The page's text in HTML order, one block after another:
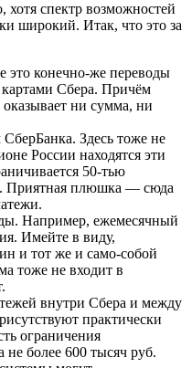
спектр возможностей
широкий. Итак, что это за
это конечно-же переводы
Сбера. Причём
ни сумма, ни
Здесь тоже не
России находятся эти
50-тью
Приятная плюшка — сюда
Например, ежемесячный
Имейте в виду,
и тот же и само-собой
тоже не входит в
внутри Сбера и между
практически
ограничения
более 600 тысяч руб.